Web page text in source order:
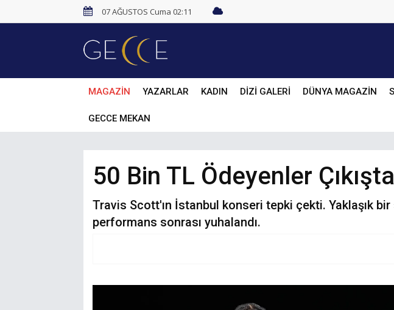
07 AĞUSTOS Cuma 02:11
MAGAZİN YAZARLAR KADIN DİZİ GALERİ DÜNYA MAGAZİN
GECCE MEKAN
50 Bin TL Ödeyenler
Travis Scott'ın İstanbul konseri tepki çekti. Yaklaşık
performans sonrası yuhalandı.